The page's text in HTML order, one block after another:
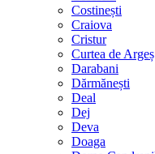
Costinești
Craiova
Cristur
Curtea de Argeș
Darabani
Dărmănești
Deal
Dej
Deva
Doaga